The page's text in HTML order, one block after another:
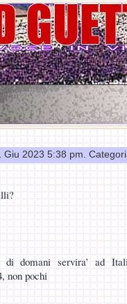
Giu 2023 5:38 pm.
di domani servira’ ad
non pochi